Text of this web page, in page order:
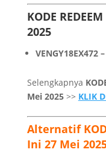
KODE
2025
VENGY18EX472
Selengkapnya
Mei 2025 >> KLIK
Alternatif
Ini 27 Mei